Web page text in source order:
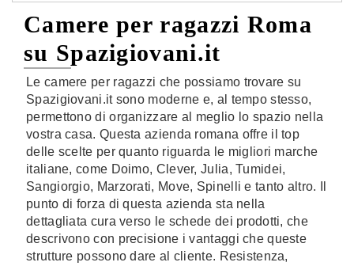
Camere per ragazzi Roma
su Spazigiovani.it
Le camere per ragazzi che possiamo trovare su
Spazigiovani.it sono moderne e, al tempo stesso,
permettono di organizzare al meglio lo spazio nella
vostra casa. Questa azienda romana offre il top
delle scelte per quanto riguarda le migliori marche
italiane, come Doimo, Clever, Julia, Tumidei,
Sangiorgio, Marzorati, Move, Spinelli e tanto altro. Il
punto di forza di questa azienda sta nella
dettagliata cura verso le schede dei prodotti, che
descrivono con precisione i vantaggi che queste
strutture possono dare al cliente. Resistenza,